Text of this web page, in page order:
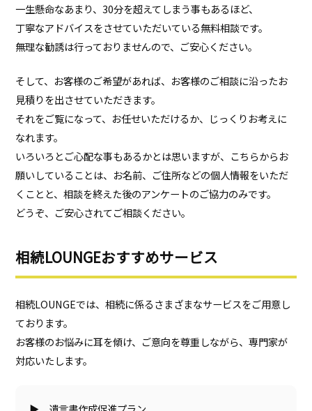
一生懸命なあまり、30分を超えてしまう事もあるほど、
丁寧なアドバイスをさせていただいている無料相談です。
無理な勧誘は行っておりませんので、ご安心ください。
そして、お客様のご希望があれば、お客様のご相談に沿ったお
見積りを出させていただきます。
それをご覧になって、お任せいただけるか、じっくりお考えに
なれます。
いろいろとご心配な事もあるかとは思いますが、こちらからお
願いしていることは、お名前、ご住所などの個人情報をいただ
くことと、相談を終えた後のアンケートのご協力のみです。
どうぞ、ご安心されてご相談ください。
相続LOUNGEおすすめサービス
相続LOUNGEでは、相続に係るさまざまなサービスをご用意し
ております。
お客様のお悩みに耳を傾け、ご意向を尊重しながら、専門家が
対応いたします。